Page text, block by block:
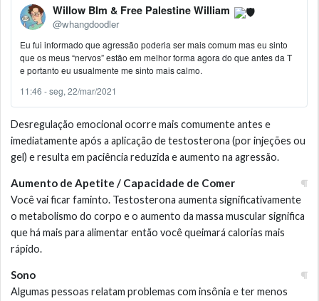
Willow BIm & Free Palestine William
@whangdoodler
Eu fui informado que agressão poderia ser mais comum mas eu sinto
que os meus “nervos” estão em melhor forma agora do que antes da T
e portanto eu usualmente me sinto mais calmo.
11:46 - seg, 22/mar/2021
Desregulação emocional ocorre mais comumente antes e
imediatamente após a aplicação de testosterona (por injeções ou
gel) e resulta em paciência reduzida e aumento na agressão.
Aumento de Apetite / Capacidade de Comer
Você vai ficar faminto. Testosterona aumenta significativamente
o metabolismo do corpo e o aumento da massa muscular significa
que há mais para alimentar então você queimará calorias mais
rápido.
Sono
Algumas pessoas relatam problemas com insônia e ter menos